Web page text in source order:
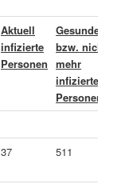
Aktuell
infizierte
Personen
Gesundete
bzw. nicht
mehr
infizierte
Personen
37 511